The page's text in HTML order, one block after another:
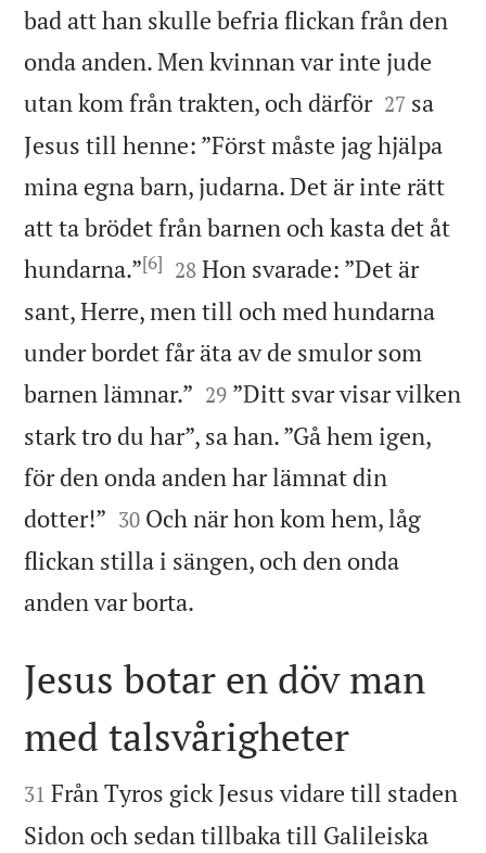
bad att han skulle befria flickan från den
onda anden. Men kvinnan var inte jude
utan kom från trakten, och därför
27 sa
Jesus till henne: ”Först måste jag hjälpa
mina egna barn, judarna. Det är inte rätt
att ta brödet från barnen och kasta det åt
hundarna.”[6] 

28 Hon svarade: ”Det är
sant, Herre, men till och med hundarna
under bordet får äta av de smulor som
barnen lämnar.” 

29 ”Ditt svar visar vilken
stark tro du har”, sa han. ”Gå hem igen,
för den onda anden har lämnat din
dotter!” 

30 Och när hon kom hem, låg
flickan stilla i sängen, och den onda
anden var borta.

Jesus botar en döv man
med talsvårigheter

31 Från Tyros gick Jesus vidare till staden
Sidon och sedan tillbaka till Galileiska